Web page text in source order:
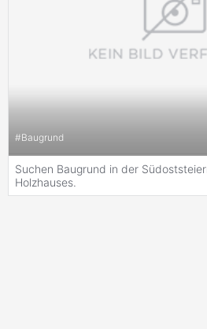
#Baugrund
Suchen Baugrund in der
Holzhauses.